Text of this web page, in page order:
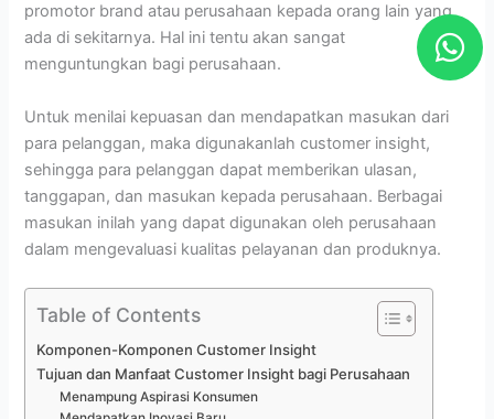
promotor brand atau perusahaan kepada orang lain yang
ada di sekitarnya. Hal ini tentu akan sangat
menguntungkan bagi perusahaan.
Untuk menilai kepuasan dan mendapatkan masukan dari
para pelanggan, maka digunakanlah customer insight,
sehingga para pelanggan dapat memberikan ulasan,
tanggapan, dan masukan kepada perusahaan. Berbagai
masukan inilah yang dapat digunakan oleh perusahaan
dalam mengevaluasi kualitas pelayanan dan produknya.
Table of Contents
Komponen-Komponen Customer Insight
Tujuan dan Manfaat Customer Insight bagi Perusahaan
Menampung Aspirasi Konsumen
W
h
t